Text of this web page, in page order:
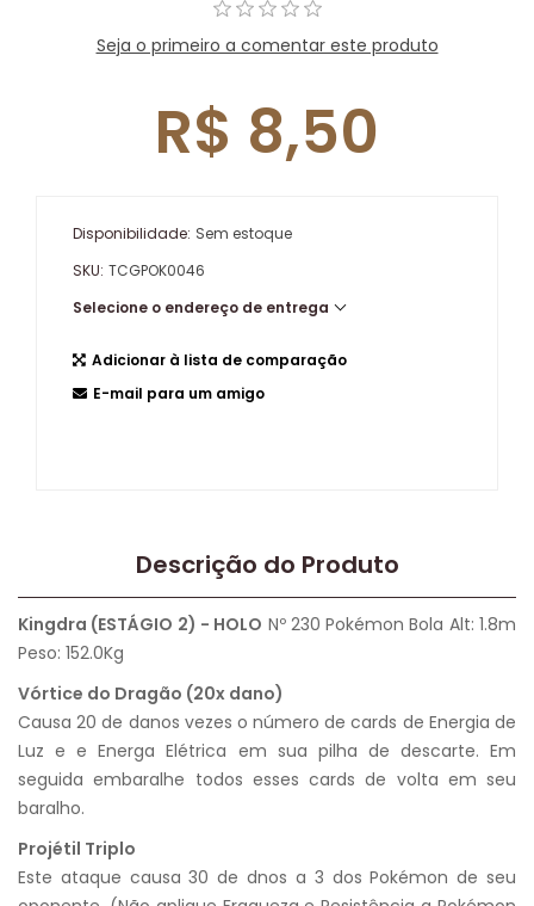
Seja o primeiro a comentar este produto
R$ 8,50
Disponibilidade: Sem estoque
SKU: TCGPOK0046
Selecione o endereço de entrega
Adicionar à lista de comparação
E-mail para um amigo
Descrição do Produto
Kingdra (ESTÁGIO 2) - HOLO Nº 230 Pokémon Bola Alt: 1.8m
Peso: 152.0Kg
Vórtice do Dragão (20x dano)
Causa 20 de danos vezes o número de cards de Energia de
Luz e e Energa Elétrica em sua pilha de descarte. Em
seguida embaralhe todos esses cards de volta em seu
baralho.
Projétil Triplo
Este ataque causa 30 de dnos a 3 dos Pokémon de seu